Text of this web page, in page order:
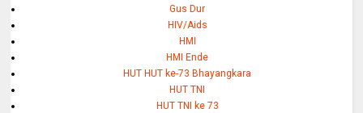
Gus Dur
HIV/Aids
HMI
HMI Ende
HUT HUT ke-73 Bhayangkara
HUT TNI
HUT TNI ke 73